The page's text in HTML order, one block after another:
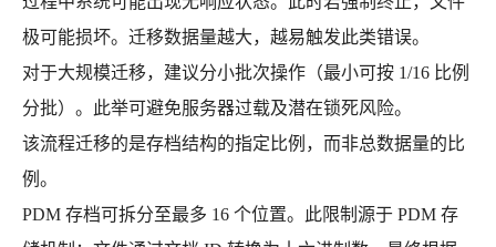
极可能损坏。迁移数据量越大，越易触发此类错误。
对于大规模迁移，建议分小批次操作（最小可按 1/16 比例
分批）。此举可避免服务器过载及潜在锁死风险。
该流程迁移的是存档结构的指定比例，而非总数据量的比
例。
PDM 存档可拆分至最多 16 个位置。此限制源于 PDM 存